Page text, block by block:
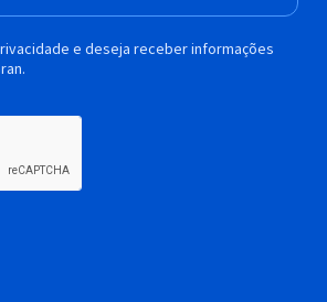
e deseja receber informações